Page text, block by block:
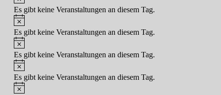
Es gibt keine Veranstaltungen an diesem Tag.
Hinweis
Es gibt keine Veranstaltungen an diesem Tag.
Hinweis
Es gibt keine Veranstaltungen an diesem Tag.
Hinweis
Es gibt keine Veranstaltungen an diesem Tag.
Hinweis